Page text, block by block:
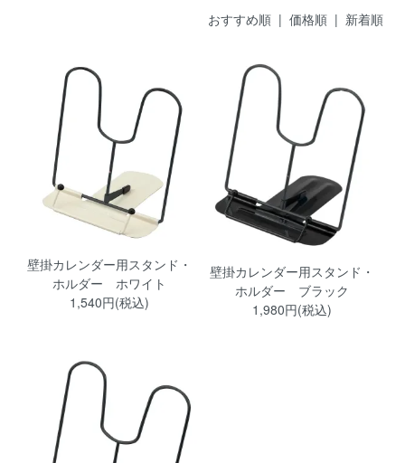
おすすめ順| 価格順 | 新着順
壁掛カレンダー用スタンド・
ホルダー ホワイト
1,540円(税込)
壁掛カレンダー用スタンド・
ホルダー ブラック
1,980円(税込)